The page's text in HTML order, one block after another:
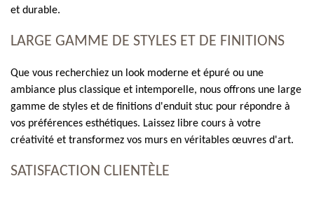
et durable.
LARGE GAMME DE STYLES ET DE FINITIONS
Que vous recherchiez un look moderne et épuré ou une
ambiance plus classique et intemporelle, nous offrons une large
gamme de styles et de finitions d'enduit stuc pour répondre à
vos préférences esthétiques. Laissez libre cours à votre
créativité et transformez vos murs en véritables œuvres d'art.
SATISFACTION CLIENTÈLE